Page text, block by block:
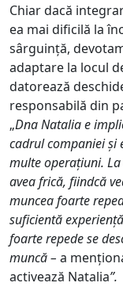
Chiar dacă
ea mai dificilă la
sârguință,
adaptare la locul
datorează
responsabilă din
„Dna Natalia e
cadrul companiei și
multe operațiuni.
avea frică, fiindcă
muncea foarte
suficientă
foarte repede se
muncă – a
activează Natalia”.